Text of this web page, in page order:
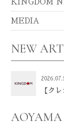
KINGDOM
MEDIA
NEW
【ク
AOYAMA